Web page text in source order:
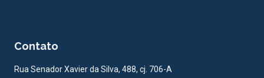
Contato
Rua Senador Xavier da Silva, 488, cj. 706-A